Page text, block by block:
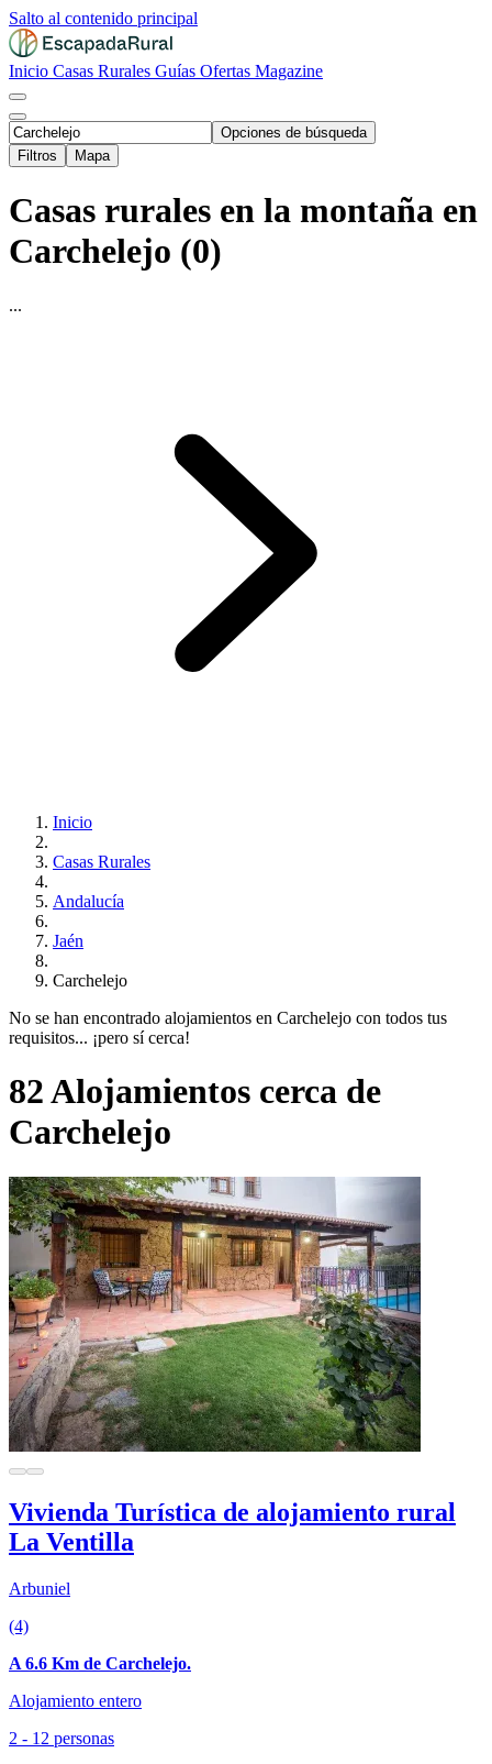
Salto al contenido principal
Inicio Casas Rurales Guías Ofertas Magazine
Opciones de búsqueda
Filtros
Mapa
Casas rurales en la montaña en
Carchelejo (0)
...
Inicio
Casas Rurales
Andalucía
Jaén
Carchelejo
No se han encontrado alojamientos en Carchelejo con todos tus
requisitos... ¡pero sí cerca!
82 Alojamientos cerca de
Carchelejo
Vivienda Turística de alojamiento rural
La Ventilla
Arbuniel
(4)
A 6.6 Km de Carchelejo.
Alojamiento entero
2 - 12 personas